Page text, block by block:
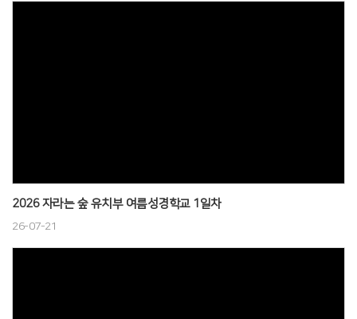
2026 자라는 숲 유치부 여름성경학교 1일차
26-07-21